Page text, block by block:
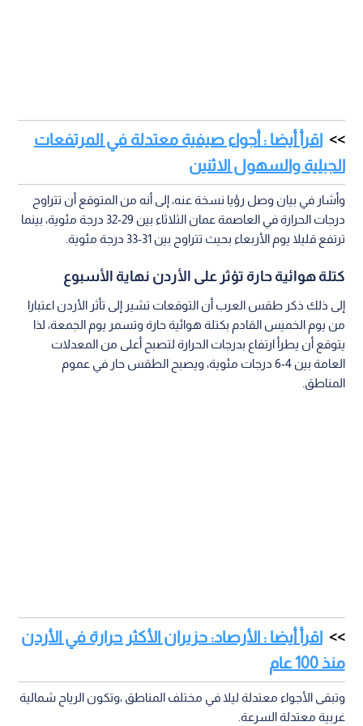
اقرأ أيضا : أجواء صيفية معتدلة في المرتفعات
الجبلية والسهول الاثنين
وأشار في بيان وصل رؤيا نسخة عنه، إلى أنه من المتوقع أن تتراوح
درجات الحرارة في العاصمة عمان الثلاثاء بين 29-32 درجة مئوية، بينما
ترتفع قليلا يوم الأربعاء بحيث تتراوح بين 31-33 درجة مئوية.
كتلة هوائية حارة تؤثر على الأردن نهاية الأسبوع
إلى ذلك ذكر طقس العرب أن التوقعات تشير إلى تأثر الأردن اعتبارا
من يوم الخميس القادم بكتلة هوائية حارة وتسمر يوم الجمعة، لذا
يتوقع أن يطرأ ارتفاع بدرجات الحرارة لتصبح أعلى من المعدلات
العامة بين 4-6 درجات مئوية، ويصبح الطقس حار في عموم
المناطق.
اقرأ أيضا : الأرصاد: حزيران الأكثر حرارة في الأردن
منذ 100 عام
وتبقى الأجواء معتدلة ليلا في مختلف المناطق ،وتكون الرياح شمالية
غربية معتدلة السرعة.